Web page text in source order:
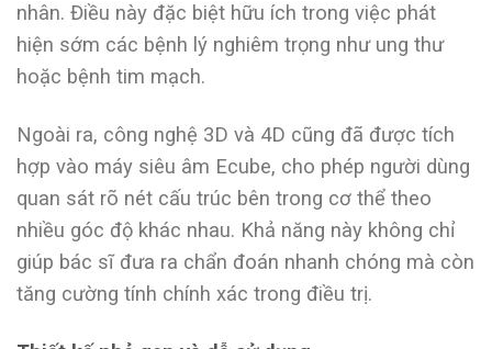
nhân. Điều này đặc biệt hữu ích trong việc phát
hiện sớm các bệnh lý nghiêm trọng như ung thư
hoặc bệnh tim mạch.
Ngoài ra, công nghệ 3D và 4D cũng đã được tích
hợp vào máy siêu âm Ecube, cho phép người dùng
quan sát rõ nét cấu trúc bên trong cơ thể theo
nhiều góc độ khác nhau. Khả năng này không chỉ
giúp bác sĩ đưa ra chẩn đoán nhanh chóng mà còn
tăng cường tính chính xác trong điều trị.